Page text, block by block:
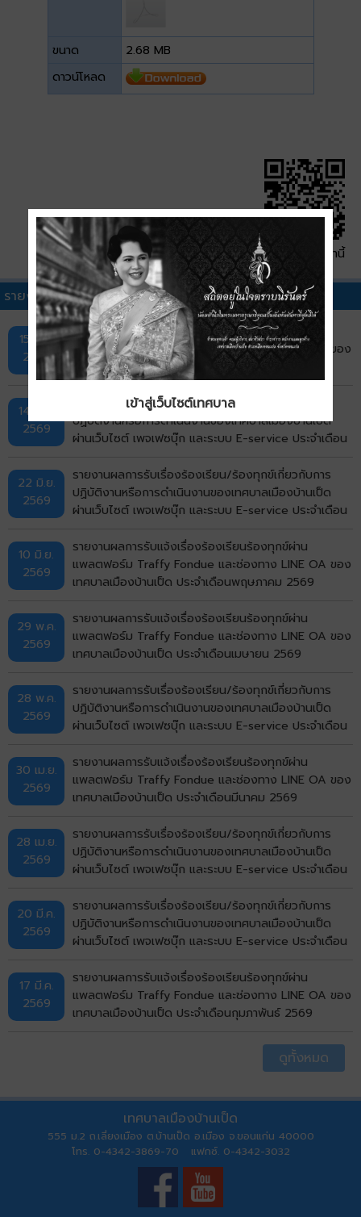
ขนาด
2.68 MB
ดาวน์โหลด
QR Code หน้านี้
รายงานการรับร้องเรียน/ร้องทุกข์อื่นๆ
15 ก.ค.
2569
รายงานผลการรับแจ้งเรื่องร้องเรียนร้องทุกข์ผ่าน
แพลตฟอร์ม Traffy Fondue และช่องทาง LINE OA ของ
เทศบาลเมืองบ้านเป็ด ประจำเดือนมิถุนายน 2569
14 ก.ค.
2569
รายงานผลการรับเรื่องร้องเรียน/ร้องทุกข์เกี่ยวกับการ
ปฏิบัติงานหรือการดำเนินงานของเทศบาลเมืองบ้านเป็ด
ผ่านเว็บไซต์ เพจเฟซบุ๊ก และระบบ E-service ประจำเดือน
22 มิ.ย.
2569
รายงานผลการรับเรื่องร้องเรียน/ร้องทุกข์เกี่ยวกับการ
ปฏิบัติงานหรือการดำเนินงานของเทศบาลเมืองบ้านเป็ด
ผ่านเว็บไซต์ เพจเฟซบุ๊ก และระบบ E-service ประจำเดือน
10 มิ.ย.
2569
รายงานผลการรับแจ้งเรื่องร้องเรียนร้องทุกข์ผ่าน
แพลตฟอร์ม Traffy Fondue และช่องทาง LINE OA ของ
เทศบาลเมืองบ้านเป็ด ประจำเดือนพฤษภาคม 2569
29 พ.ค.
2569
รายงานผลการรับแจ้งเรื่องร้องเรียนร้องทุกข์ผ่าน
แพลตฟอร์ม Traffy Fondue และช่องทาง LINE OA ของ
เทศบาลเมืองบ้านเป็ด ประจำเดือนเมษายน 2569
28 พ.ค.
2569
รายงานผลการรับเรื่องร้องเรียน/ร้องทุกข์เกี่ยวกับการ
ปฏิบัติงานหรือการดำเนินงานของเทศบาลเมืองบ้านเป็ด
ผ่านเว็บไซต์ เพจเฟซบุ๊ก และระบบ E-service ประจำเดือน
30 เม.ย.
2569
รายงานผลการรับแจ้งเรื่องร้องเรียนร้องทุกข์ผ่าน
แพลตฟอร์ม Traffy Fondue และช่องทาง LINE OA ของ
เทศบาลเมืองบ้านเป็ด ประจำเดือนมีนาคม 2569
28 เม.ย.
2569
รายงานผลการรับเรื่องร้องเรียน/ร้องทุกข์เกี่ยวกับการ
ปฏิบัติงานหรือการดำเนินงานของเทศบาลเมืองบ้านเป็ด
ผ่านเว็บไซต์ เพจเฟซบุ๊ก และระบบ E-service ประจำเดือน
20 มี.ค.
2569
รายงานผลการรับเรื่องร้องเรียน/ร้องทุกข์เกี่ยวกับการ
ปฏิบัติงานหรือการดำเนินงานของเทศบาลเมืองบ้านเป็ด
ผ่านเว็บไซต์ เพจเฟซบุ๊ก และระบบ E-service ประจำเดือน
17 มี.ค.
2569
รายงานผลการรับแจ้งเรื่องร้องเรียนร้องทุกข์ผ่าน
แพลตฟอร์ม Traffy Fondue และช่องทาง LINE OA ของ
เทศบาลเมืองบ้านเป็ด ประจำเดือนกุมภาพันธ์ 2569
ดูทั้งหมด
เทศบาลเมืองบ้านเป็ด
555 ม.2 ถ.เลี่ยงเมือง ต.บ้านเป็ด อ.เมือง จ.ขอนแก่น 40000
โทร. 0-4342-3869-70 แฟกซ์. 0-4342-3032
เข้าสู่เว็บไซต์เทศบาล